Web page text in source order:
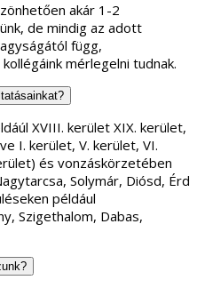
akár 1-2
de mindig az adott
függ,
mérlegelni tudnak.
XVIII. kerület XIX. kerület,
I. kerület, V. kerület, VI.
és vonzáskörzetében
Solymár, Diósd, Érd
például
Szigethalom, Dabas,